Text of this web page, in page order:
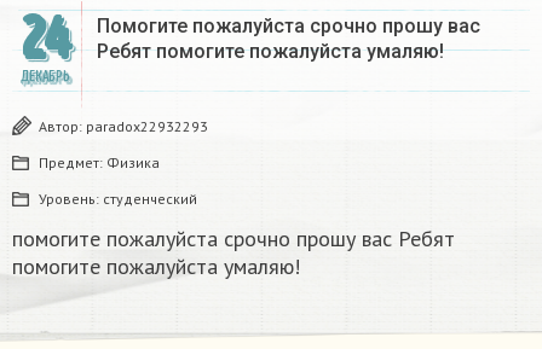
24
ДЕКАБРЬ
Помогите пожалуйста срочно прошу вас
Ребят помогите пожалуйста умаляю! ​
Автор: paradox22932293
Предмет: Физика
Уровень: студенческий
помогите пожалуйста срочно прошу вас Ребят
помогите пожалуйста умаляю! ​